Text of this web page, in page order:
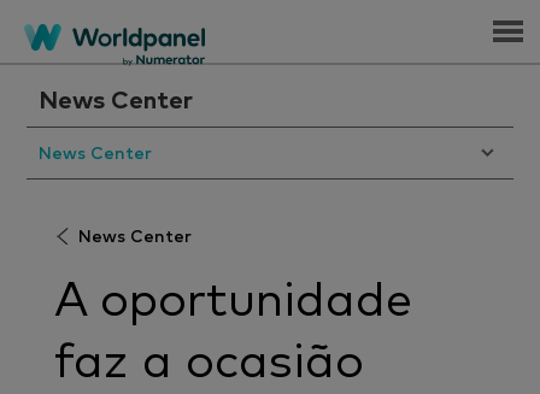
Menu
News Center
News Center
News Center
A oportunidade
faz a ocasião